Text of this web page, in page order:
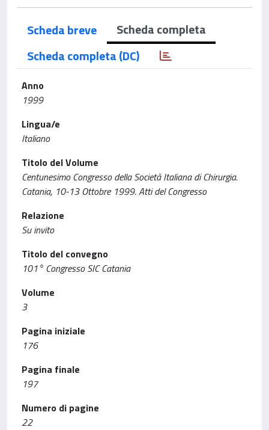
Scheda breve
Scheda completa
Scheda completa (DC)
Anno
1999
Lingua/e
Italiano
Titolo del Volume
Centunesimo Congresso della Società Italiana di Chirurgia.
Catania, 10-13 Ottobre 1999. Atti del Congresso
Relazione
Su invito
Titolo del convegno
101° Congresso SIC Catania
Volume
3
Pagina iniziale
176
Pagina finale
197
Numero di pagine
22